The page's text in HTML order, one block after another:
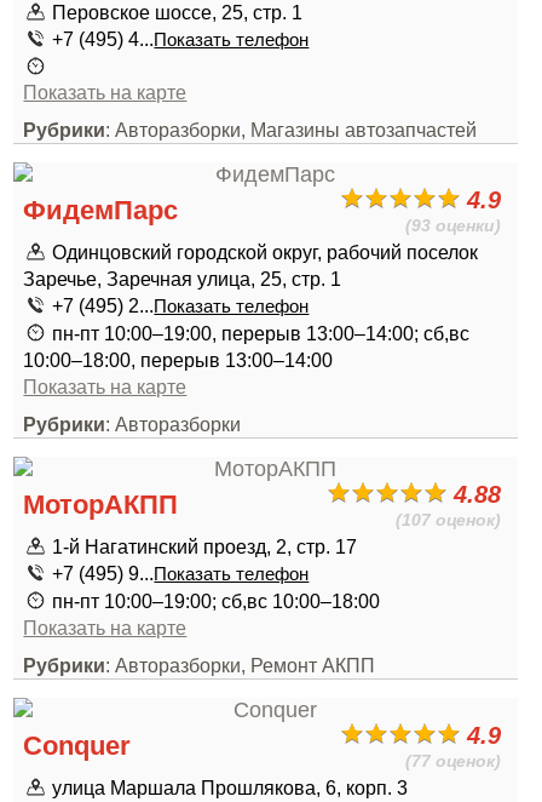
Перовское шоссе, 25, стр. 1
+7 (495) 4...Показать телефон
Показать на карте
Рубрики: Авторазборки, Магазины автозапчастей
4.9
(93 оценки)
ФидемПарс
Одинцовский городской округ, рабочий поселок
Заречье, Заречная улица, 25, стр. 1
+7 (495) 2...Показать телефон
пн-пт 10:00–19:00, перерыв 13:00–14:00; сб,вс
10:00–18:00, перерыв 13:00–14:00
Показать на карте
Рубрики: Авторазборки
4.88
(107 оценок)
МоторАКПП
1-й Нагатинский проезд, 2, стр. 17
+7 (495) 9...Показать телефон
пн-пт 10:00–19:00; сб,вс 10:00–18:00
Показать на карте
Рубрики: Авторазборки, Ремонт АКПП
4.9
(77 оценок)
Conquer
улица Маршала Прошлякова, 6, корп. 3